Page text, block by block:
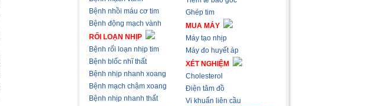
Bệnh nhồi máu cơ tim
Bệnh động mạch vành
RỐI LOẠN NHỊP
Bệnh rối loạn nhịp tim
Bệnh blốc nhĩ thất
Bệnh nhịp nhanh xoang
Bệnh mạch chậm xoang
Bệnh nhịp nhanh thất
Ghép tim
MUA MÁY
Máy tạo nhịp
Máy đo huyết áp
XÉT NGHIỆM
Cholesterol
Điện tâm đồ
Vi khuẩn liên cầu